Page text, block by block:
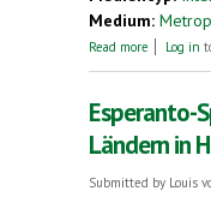
Medium:
Read more about
Log in
Esperanto-
Ländern in
Submitted by Louis